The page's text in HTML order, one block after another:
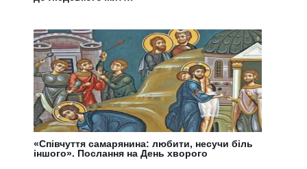
«Співчуття самарянина: любити, несучи біль
іншого». Послання на День хворого